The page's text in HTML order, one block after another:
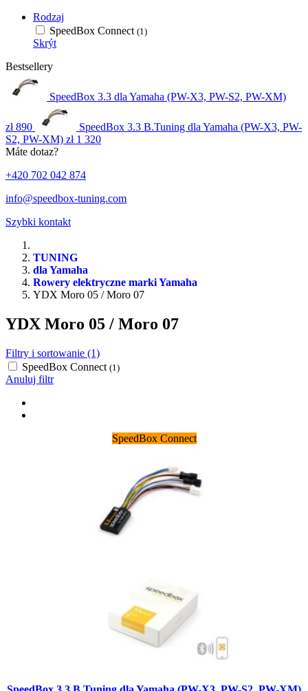
Rodzaj
SpeedBox Connect (1)
Skrýt
Bestsellery
SpeedBox 3.3 dla Yamaha (PW-X3, PW-S2, PW-XM)
zł 890
SpeedBox 3.3 B.Tuning dla Yamaha (PW-X3, PW-
S2, PW-XM) zł 1 320
Máte dotaz?
+420 702 042 874
info@speedbox-tuning.com
Szybki kontakt
TUNING
dla Yamaha
Rowery elektryczne marki Yamaha
YDX Moro 05 / Moro 07
YDX Moro 05 / Moro 07
Filtry i sortowanie (1)
SpeedBox Connect (1)
Anuluj filtr
SpeedBox Connect